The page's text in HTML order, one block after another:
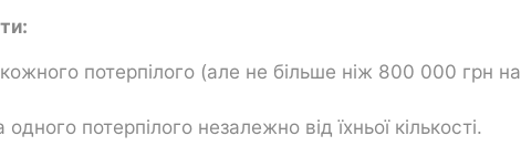
потерпілого (але не більше ніж 800 000 грн на
потерпілого незалежно від їхньої кількості.